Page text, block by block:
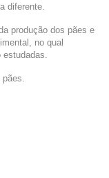
diferente.
produção dos pães e
no qual